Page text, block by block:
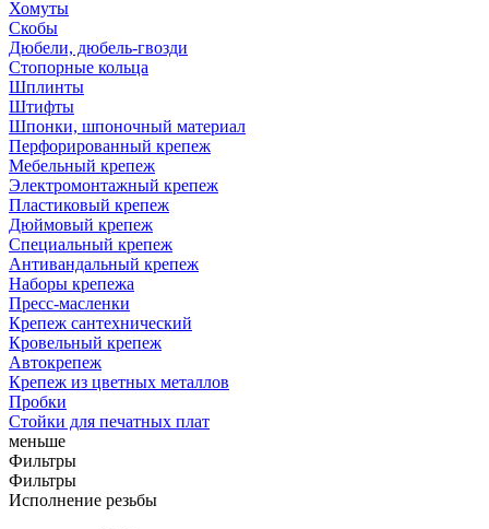
Хомуты
Скобы
Дюбели, дюбель-гвозди
Стопорные кольца
Шплинты
Штифты
Шпонки, шпоночный материал
Перфорированный крепеж
Мебельный крепеж
Электромонтажный крепеж
Пластиковый крепеж
Дюймовый крепеж
Специальный крепеж
Антивандальный крепеж
Наборы крепежа
Пресс-масленки
Крепеж сантехнический
Кровельный крепеж
Автокрепеж
Крепеж из цветных металлов
Пробки
Стойки для печатных плат
меньше
Фильтры
Фильтры
Исполнение резьбы